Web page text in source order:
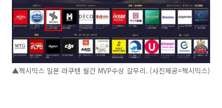
▲젝시믹스 일본 라쿠텐 월간 MVP수상 갈무리. (사진제공=젝시믹스)